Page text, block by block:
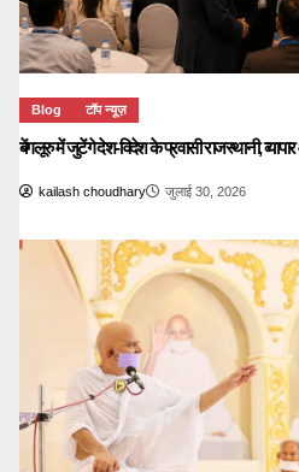
Blog टॉप न्यूज़
बेंगलूरु में जुटेंगे देश-विदेश के प्रवासी राजस्थानी,
kailash choudhary जुलाई 30, 2026